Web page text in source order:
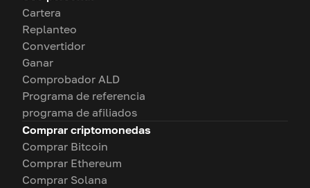
Cartera
Replanteo
Convertidor
Ganar
Comprobador ALD
Programa de referencia
programa de afiliados
Comprar criptomonedas
Comprar Bitcoin
Comprar Ethereum
Comprar Solana